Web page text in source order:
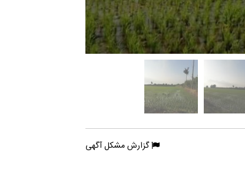
گزارش مشکل آگهی